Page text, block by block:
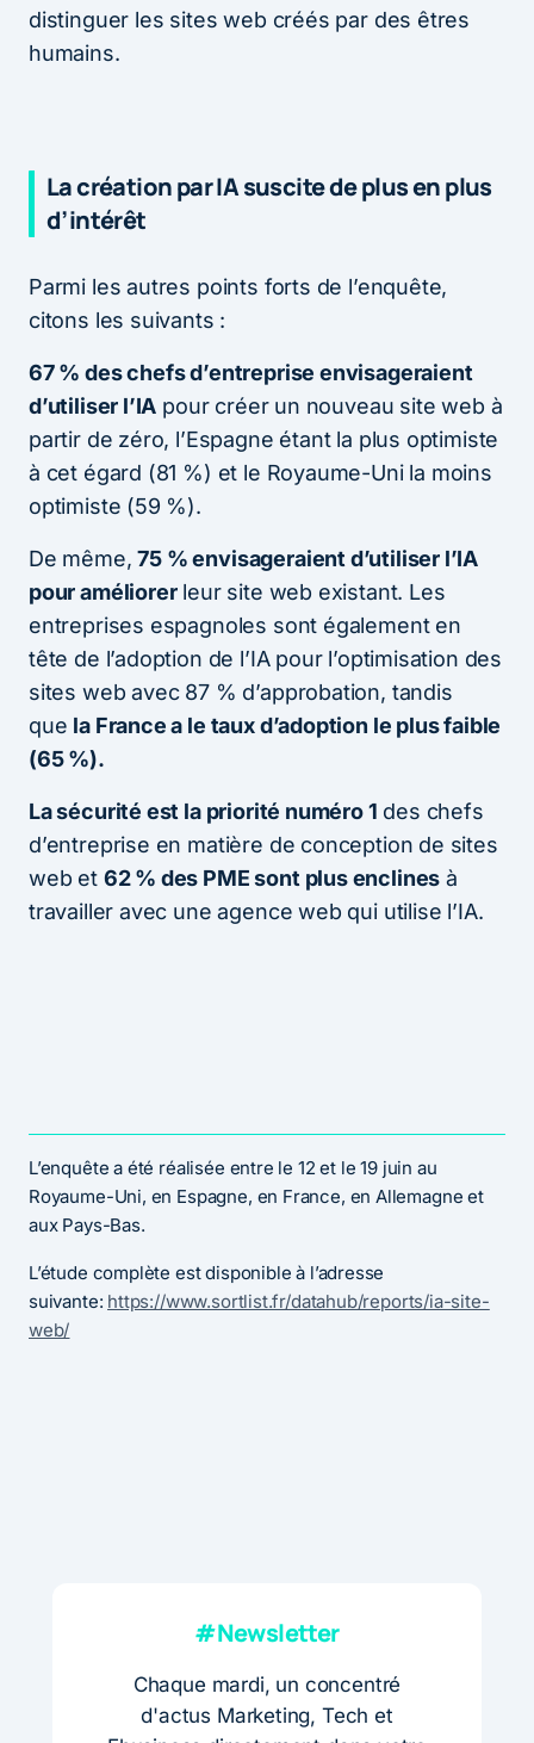
distinguer les sites web créés par des êtres
humains.
La création par IA suscite de plus en plus
d’intérêt
Parmi les autres points forts de l’enquête,
citons les suivants :
67 % des chefs d’entreprise envisageraient
d’utiliser l’IA pour créer un nouveau site web à
partir de zéro, l’Espagne étant la plus optimiste
à cet égard (81 %) et le Royaume-Uni la moins
optimiste (59 %).
De même,75 % envisageraient d’utiliser l’IA
pour améliorerleur site web existant. Les
entreprises espagnoles sont également en
tête de l’adoption de l’IA pour l’optimisation des
sites web avec 87 % d’approbation, tandis
que la France a le taux d’adoption le plus faible
(65 %).
La sécurité est la priorité numéro 1 des chefs
d’entreprise en matière de conception de sites
web et 62 % des PME sont plus enclines à
travailler avec une agence web qui utilise l’IA.
L’enquête a été réalisée entre le 12 et le 19 juin au
Royaume-Uni, en Espagne, en France, en Allemagne et
aux Pays-Bas.
L’étude complète est disponible à l’adresse
suivante: https://www.sortlist.fr/datahub/reports/ia-site-
web/
#Newsletter
Chaque mardi, un concentré
d'actus Marketing, Tech et